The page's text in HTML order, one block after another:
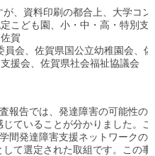
刷の都合上、大学コンソー
こども園、小・中・高・特別
賀
会、佐賀県国公立幼稚園会、
佐賀県社会福祉協議会
報告では、発達障害の可能性
ていることが分かりました。
間発達障害支援ネットワーク
て選定された取組です。この